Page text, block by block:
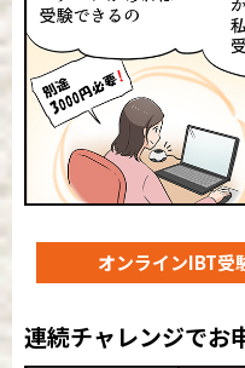
オンラインIBT受
連続チャレンジでお